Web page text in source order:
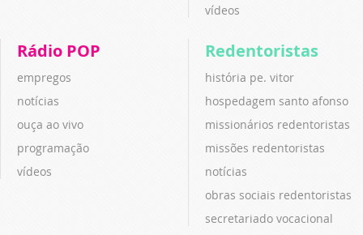
vídeos
Rádio POP
empregos
notícias
ouça ao vivo
programação
vídeos
Redentoristas
história pe. vitor
hospedagem santo afonso
missionários redentoristas
missões redentoristas
notícias
obras sociais redentoristas
secretariado vocacional